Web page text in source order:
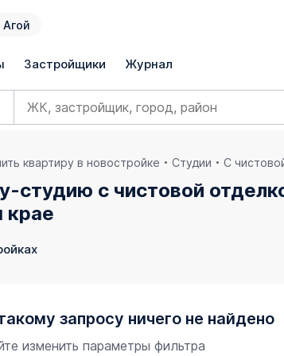
Агой
Застройщики Журнал
квартиру в новостройке Студии С
студию с чистовой
крае
запросу ничего не найдено
изменить параметры фильтра